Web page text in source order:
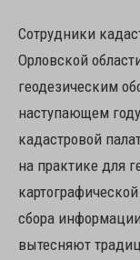
Сотрудники
Орловской
геодезическим
наступающем
кадастровой
на практике для
сбора
вытесняют